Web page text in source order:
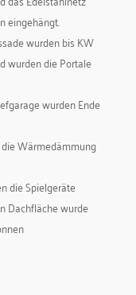
eingehängt.
wurden bis KW
wurden die Portale
wurden Ende
Wärmedämmung
die Spielgeräte
Dachfläche wurde